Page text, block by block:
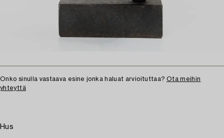
Onko sinulla vastaava esine jonka haluat arvioituttaa? Ota meihin
yhteyttä
Hus